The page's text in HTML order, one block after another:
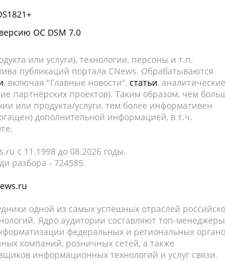
ОС DSM 7.0
или услуги), технологии, персоны и т.п.
публикаций портала CNews. Обрабатываются
, включая "Главные новости", статьи, аналитические
партнёрских проектов). Таким образом, чем
или продукта/услуги, тем более информативен
дополнительной информацией, в т.ч.
c 11.1998 до 08.2026 годы.
разбора - 724585.
одной из самых успешных отраслей
Ядро аудитории составляют топ-
федеральных и региональных
компаний, розничных сетей, а также
информационных технологий и услуг связи.